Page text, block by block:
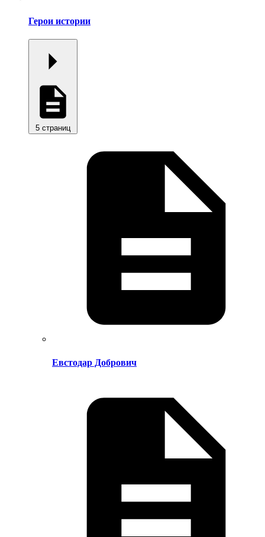
Герои истории
5 страниц
Евстодар Добрович